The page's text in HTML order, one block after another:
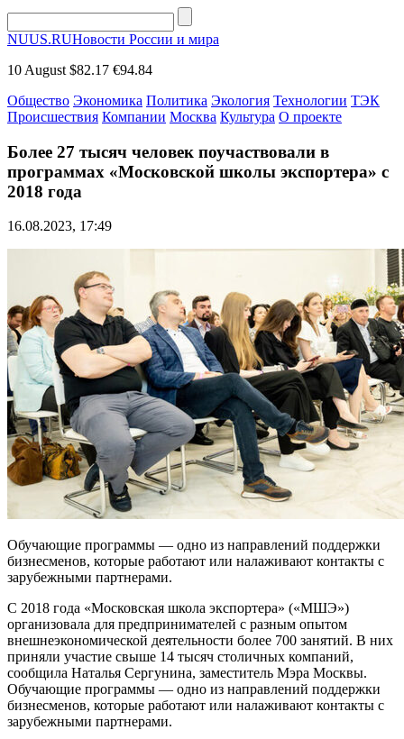
NUUS.RUНовости России и мира
10 August $82.17 €94.84
Общество Экономика Политика Экология Технологии ТЭК
Происшествия Компании Москва Культура О проекте
Более 27 тысяч человек поучаствовали в
программах «Московской школы экспортера» с
2018 года
16.08.2023, 17:49
Обучающие программы — одно из направлений поддержки
бизнесменов, которые работают или налаживают контакты с
зарубежными партнерами.
С 2018 года «Московская школа экспортера» («МШЭ»)
организовала для предпринимателей с разным опытом
внешнеэкономической деятельности более 700 занятий. В них
приняли участие свыше 14 тысяч столичных компаний,
сообщила Наталья Сергунина, заместитель Мэра Москвы.
Обучающие программы — одно из направлений поддержки
бизнесменов, которые работают или налаживают контакты с
зарубежными партнерами.